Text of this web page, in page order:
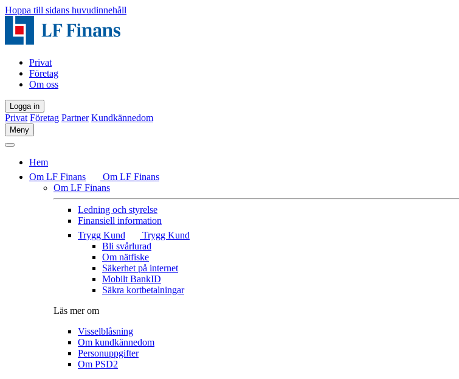
Hoppa till sidans huvudinnehåll
Privat
Företag
Om oss
Logga in
Privat Företag Partner Kundkännedom
Meny
Hem
Om LF Finans
Om LF Finans
Om LF Finans
Ledning och styrelse
Finansiell information
Trygg Kund
Trygg Kund
Bli svårlurad
Om nätfiske
Säkerhet på internet
Mobilt BankID
Säkra kortbetalningar
Läs mer om
Visselblåsning
Om kundkännedom
Personuppgifter
Om PSD2